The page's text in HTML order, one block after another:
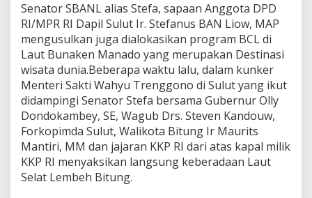
Senator SBANL alias Stefa, sapaan Anggota DPD
RI/MPR RI Dapil Sulut Ir. Stefanus BAN Liow, MAP
mengusulkan juga dialokasikan program BCL di
Laut Bunaken Manado yang merupakan Destinasi
wisata dunia.Beberapa waktu lalu, dalam kunker
Menteri Sakti Wahyu Trenggono di Sulut yang ikut
didampingi Senator Stefa bersama Gubernur Olly
Dondokambey, SE, Wagub Drs. Steven Kandouw,
Forkopimda Sulut, Walikota Bitung Ir Maurits
Mantiri, MM dan jajaran KKP RI dari atas kapal milik
KKP RI menyaksikan langsung keberadaan Laut
Selat Lembeh Bitung.